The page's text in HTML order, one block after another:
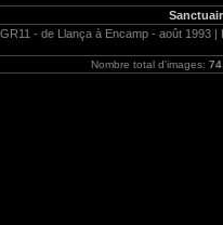
GR11 - de Llança à Encamp - août
Nombre total d'images: 74